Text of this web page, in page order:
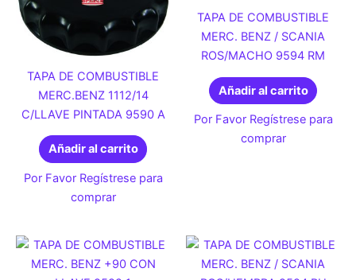
TAPA DE COMBUSTIBLE
MERC.BENZ 1112/14
C/LLAVE PINTADA 9590 A
Añadir al carrito
Por Favor Regístrese para
comprar
TAPA DE COMBUSTIBLE
MERC. BENZ / SCANIA
ROS/MACHO 9594 RM
Añadir al carrito
Por Favor Regístrese para
comprar